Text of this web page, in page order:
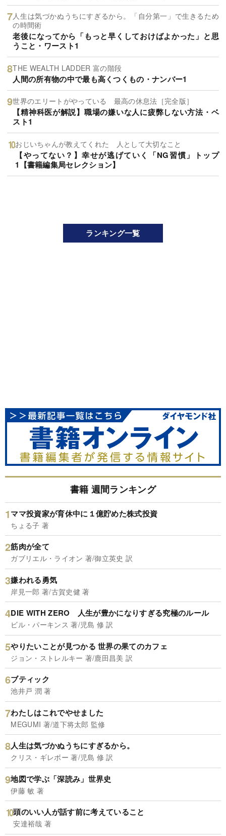
人生は気づかぬうちにすぎるから。「自分第一」で生きるため
の時間術
老後になってから「もっと早くしておけばよかった」と思
うこと・ワースト1
THE WEALTH LADDER 富の階段
人間の所有物の中で最も高くつくもの・ナンバー1
世界のエリートがやっている 最高の休息法［完全版］
【精神科医が解説】職場の嫌いな人に疲弊しない方法・ベ
スト1
おじいちゃんが教えてくれた 人として大切なこと
【やってない？】幸せが逃げていく「NG習慣」トップ
1【書籍編集局セレクション】
ランキング一覧
書籍 週間ランキング
ママ投資家が育休中に１億貯めた株式投資
ちょる子 著
筋肉が全て
ガブリエル・ライオン 著/御立英史 訳
嫌われる勇気
岸見一郎 著/古賀史健 著
DIE WITH ZERO 人生が豊かになりすぎる究極のルール
ビル・パーキンス 著/児島 修 訳
やりたいことが見つかる 世界の果てのカフェ
ジョン・ストレルキー 著/鹿田昌美 訳
ブティック
池井戸 潤 著
わたしはこれでやせました
MEGUMI 著/道下将太郎 監修
人生は気づかぬうちにすぎるから。
クリス・ギレボー 著/児島 修 訳
地図で学ぶ「深読み」世界史
伊藤 敏 著
頭のいい人が話す前に考えていること
安達裕哉 著